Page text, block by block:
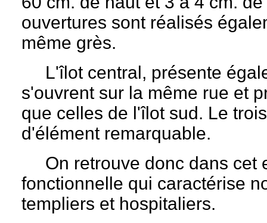
ouvertures sont réalisés
même grès.
L'îlot central, présente
s'ouvrent sur la même rue et
que celles de l'îlot sud. Le
d'élément remarquable.
On retrouve donc dans cet
fonctionnelle qui caractérise
templiers et hospitaliers.